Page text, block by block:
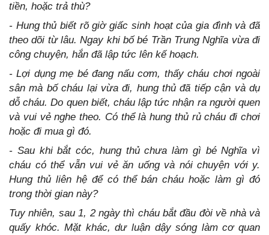
tiền, hoặc trả thù?
- Hung thủ biết rõ giờ giấc sinh hoạt của gia đình và đã
theo dõi từ lâu. Ngay khi bố bé Trần Trung Nghĩa vừa đi
công chuyện, hắn đã lập tức lên kế hoạch.
- Lợi dụng mẹ bé đang nấu cơm, thấy cháu chơi ngoài
sân mà bố cháu lại vừa đi, hung thủ đã tiếp cận và dụ
dỗ cháu. Do quen biết, cháu lập tức nhận ra người quen
và vui vẻ nghe theo. Có thể là hung thủ rủ cháu đi chơi
hoặc đi mua gì đó.
- Sau khi bắt cóc, hung thủ chưa làm gì bé Nghĩa vì
cháu có thể vẫn vui vẻ ăn uống và nói chuyện với y.
Hung thủ liên hệ để có thể bán cháu hoặc làm gì đó
trong thời gian này?
Tuy nhiên, sau 1, 2 ngày thì cháu bắt đầu đòi về nhà và
quấy khóc. Mặt khác, dư luận dậy sóng làm cơ quan